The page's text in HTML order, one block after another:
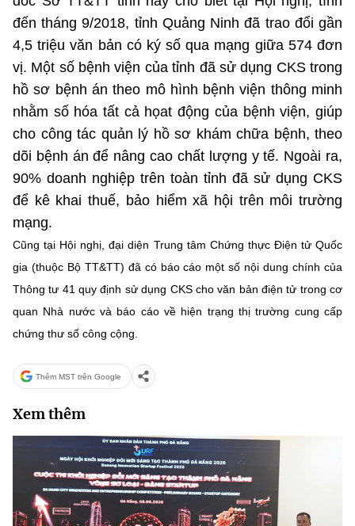
đến tháng 9/2018, tỉnh Quảng Ninh đã trao đổi gần
4,5 triệu văn bản có ký số qua mạng giữa 574 đơn
vị. Một số bệnh viện của tỉnh đã sử dụng CKS trong
hồ sơ bệnh án theo mô hình bệnh viện thông minh
nhằm số hóa tất cả họat động của bệnh viện, giúp
cho công tác quản lý hồ sơ khám chữa bệnh, theo
dõi bệnh án để nâng cao chất lượng y tế. Ngoài ra,
90% doanh nghiệp trên toàn tỉnh đã sử dụng CKS
để kê khai thuế, bảo hiểm xã hội trên môi trường
mạng.
Cũng tại Hội nghị, đại diện Trung tâm Chứng thực Điện tử Quốc
gia (thuộc Bộ TT&TT) đã có báo cáo một số nội dung chính của
Thông tư 41 quy định sử dụng CKS cho văn bản điện tử trong cơ
quan Nhà nước và báo cáo về hiện trạng thị trường cung cấp
chứng thư số công cộng.
Thêm MST trên Google
Xem thêm